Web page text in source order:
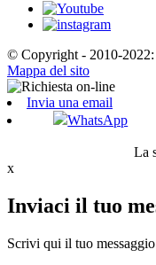
© Copyright - 2010-
Mappa del sito
Invia una email
WhatsApp
La
x
Inviaci il tuo
Scrivi qui il tuo